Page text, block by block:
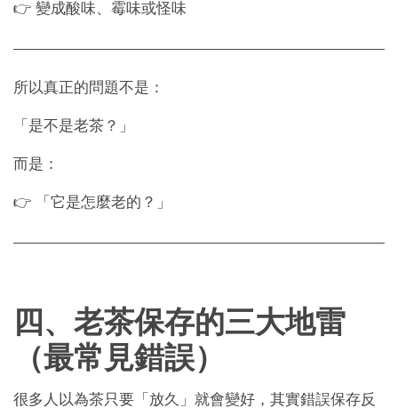
👉 變成酸味、霉味或怪味
所以真正的問題不是：
「是不是老茶？」
而是：
👉 「它是怎麼老的？」
四、老茶保存的三大地雷
（最常見錯誤）
很多人以為茶只要「放久」就會變好，其實錯誤保存反